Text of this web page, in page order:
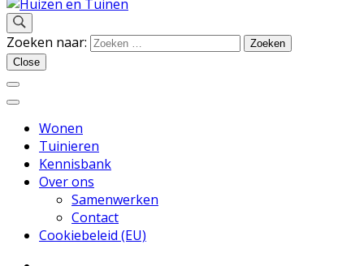
Huizen en Tuinen
Inspiratie voor wonen en tuinieren
Zoeken naar:
Close
Wonen
Tuinieren
Kennisbank
Over ons
Samenwerken
Contact
Cookiebeleid (EU)